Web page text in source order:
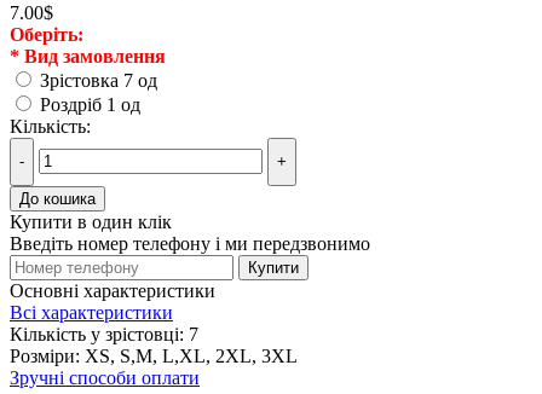
7.00$
Оберiть:
* Вид замовлення
Зрістовка 7 од
Роздріб 1 од
Кількість:
- +
До кошика
Купити в один клік
Введіть номер телефону і ми передзвонимо
Купити
Основні характеристики
Всі характеристики
Кількість у зрістовці: 7
Розміри: XS, S,M, L,XL, 2XL, 3XL
Зручні способи оплати